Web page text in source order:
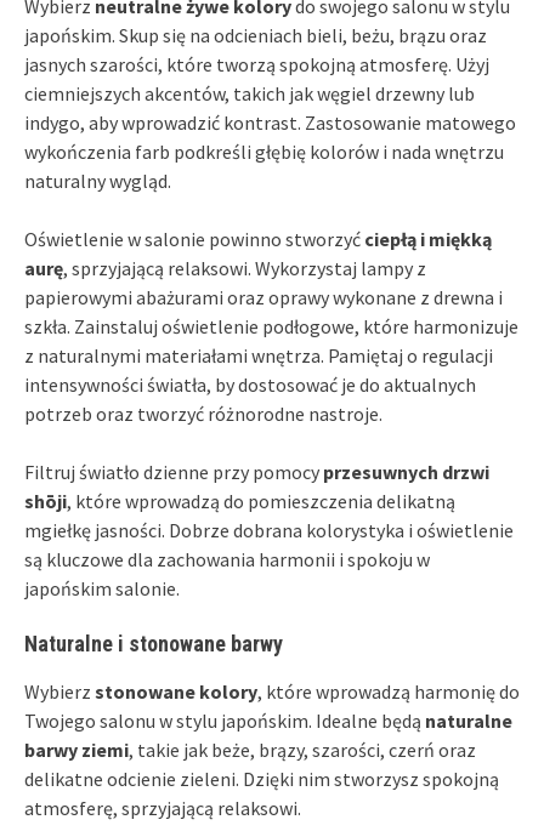
Wybierz neutralne żywe kolorydo swojego salonu w stylu
japońskim. Skup się na odcieniach bieli, beżu, brązu oraz
jasnych szarości, które tworzą spokojną atmosferę. Użyj
ciemniejszych akcentów, takich jak węgiel drzewny lub
indygo, aby wprowadzić kontrast. Zastosowanie matowego
wykończenia farb podkreśli głębię kolorów i nada wnętrzu
naturalny wygląd.
Oświetlenie w salonie powinno stworzyć ciepłą i miękką
aurę, sprzyjającą relaksowi. Wykorzystaj lampy z
papierowymi abażurami oraz oprawy wykonane z drewna i
szkła. Zainstaluj oświetlenie podłogowe, które harmonizuje
z naturalnymi materiałami wnętrza. Pamiętaj o regulacji
intensywności światła, by dostosować je do aktualnych
potrzeb oraz tworzyć różnorodne nastroje.
Filtruj światło dzienne przy pomocy przesuwnych drzwi
shōji, które wprowadzą do pomieszczenia delikatną
mgiełkę jasności. Dobrze dobrana kolorystyka i oświetlenie
są kluczowe dla zachowania harmonii i spokoju w
japońskim salonie.
Naturalne i stonowane barwy
Wybierz stonowane kolory, które wprowadzą harmonię do
Twojego salonu w stylu japońskim. Idealne będą naturalne
barwy ziemi, takie jak beże, brązy, szarości, czerń oraz
delikatne odcienie zieleni. Dzięki nim stworzysz spokojną
atmosferę, sprzyjającą relaksowi.